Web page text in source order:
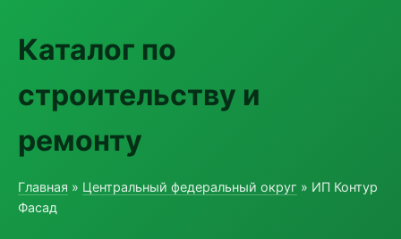
Каталог по
строительству и
ремонту
Главная » Центральный федеральный округ » ИП Контур
Фасад